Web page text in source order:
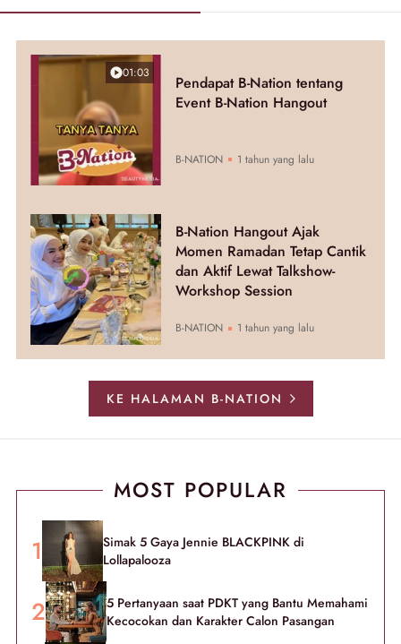
01:03
Pendapat B-Nation tentang
Event B-Nation Hangout
B-NATION 1 tahun yang lalu
B-Nation Hangout Ajak
Momen Ramadan Tetap Cantik
dan Aktif Lewat Talkshow-
Workshop Session
B-NATION 1 tahun yang lalu
KE HALAMAN B-NATION
MOST POPULAR
Simak 5 Gaya Jennie BLACKPINK di
Lollapalooza
5 Pertanyaan saat PDKT yang Bantu Memahami
Kecocokan dan Karakter Calon Pasangan